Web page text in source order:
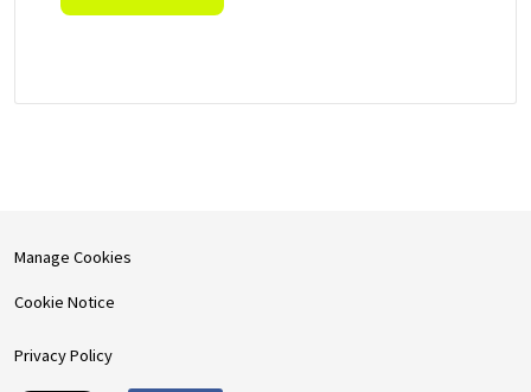
Manage Cookies
Cookie Notice
Privacy Policy